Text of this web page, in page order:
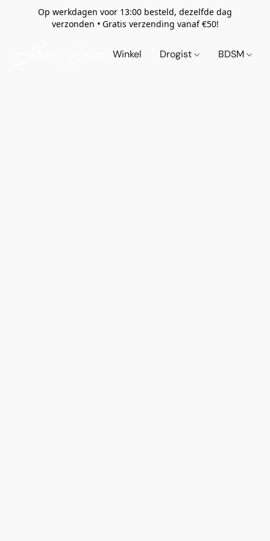
Op werkdagen voor 13:00 besteld, dezelfde dag
verzonden • Gratis verzending vanaf €50!
Winkel Drogist BDSM